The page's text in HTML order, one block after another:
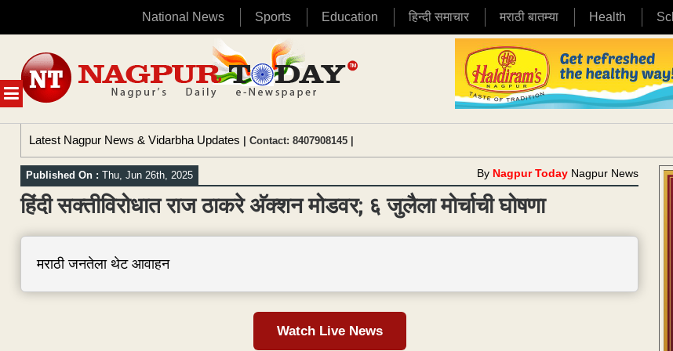
National News Sports Education हिन्दी समाचार मराठी बातम्या Health
MENU
content
Latest Nagpur News & Vidarbha Updates | Contact: 8407908145 |
Published On : Thu, Jun 26th, 2025 By Nagpur Today Nagpur News
हिंदी सक्तीविरोधात राज ठाकरे अ‍ॅक्शन मोडवर; ६ जुलैला मोर्चाची घोषणा
मराठी जनतेला थेट आवाहन
Watch Live News